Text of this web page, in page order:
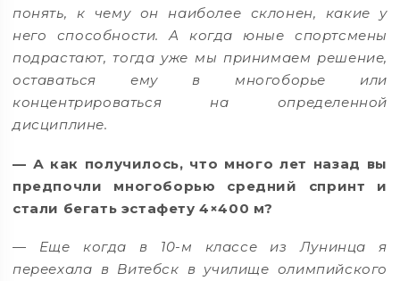
понять, к чему он наиболее склонен, какие у
него способности. А когда юные спортсмены
подрастают, тогда уже мы принимаем решение,
оставаться ему в многоборье или
концентрироваться на определенной
дисциплине.
— А как получилось, что много лет назад вы
предпочли многоборью средний спринт и
стали бегать эстафету 4×400 м?
— Еще когда в 10-м классе из Лунинца я
переехала в Витебск в училище олимпийского